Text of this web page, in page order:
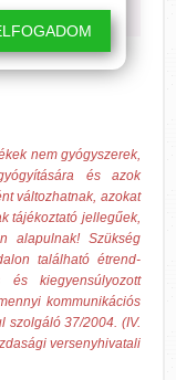
nem gyógyszerek,
és azok
változhatnak, azokat
tájékoztató jellegűek,
alapulnak! Szükség
található étrend-
kiegyensúlyozott
kommunikációs
szolgáló 37/2004. (IV.
versenyhivatali